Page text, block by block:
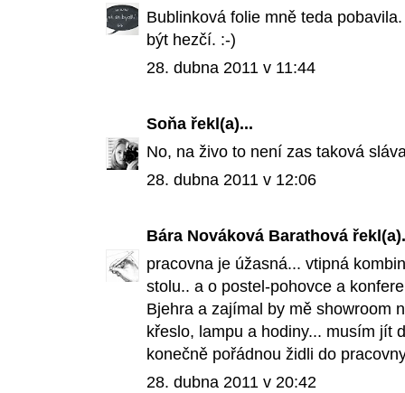
Bublinková folie mně teda
být hezčí. :-)
28. dubna 2011 v 11:44
Soňa řekl(a)...
No, na živo to není zas taková
28. dubna 2011 v 12:06
Bára Nováková Barathová
pracovna je úžasná... vtipná
stolu.. a o postel-pohovce a
Bjehra a zajímal by mě showroom
křeslo, lampu a hodiny... musím jít
konečně pořádnou židli do
28. dubna 2011 v 20:42